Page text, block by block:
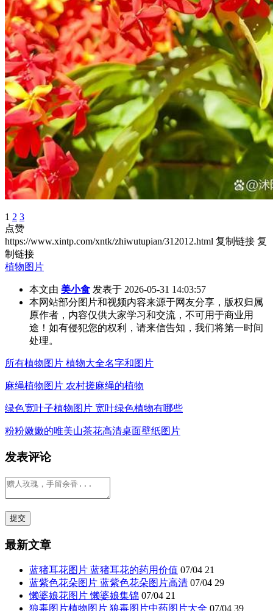
1 2 3
点赞
https://www.xintp.com/xntk/zhiwutupian/312012.html 复制链接 复
制链接
植物图片
本文由 美小食 发表于 2026-05-31 14:03:57
本网站部分图片和视频内容来源于网友分享，版权归属
原作者，内容仅供大家学习和交流，不可用于商业用
途！如有侵犯您的权利，请来信告知，我们将第一时间
处理。
所有植物图片 植物大全名字和图片
麻绳植物图片 农村搓麻绳的植物
绿色宽叶子植物图片 宽叶绿色植物有哪些
粉粉嫩嫩的唯美山茶花高清桌面壁纸图片
发表评论
最新文章
蓝猪耳花图片 蓝猪耳花的药用价值 07/04 21
蓝紫色花朵图片 蓝紫色花朵图片高清 07/04 29
懒婆娘花图片 懒婆娘集锦 07/04 21
狼毒图片植物图片 狼毒图片中药图片大全 07/04 39